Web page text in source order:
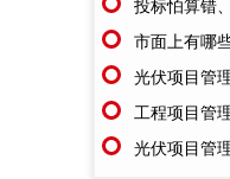
市面上有哪些
光伏项目管
工程项目管理软
光伏项目管理系